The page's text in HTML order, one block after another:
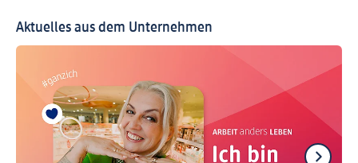
Aktuelles aus dem Unternehmen